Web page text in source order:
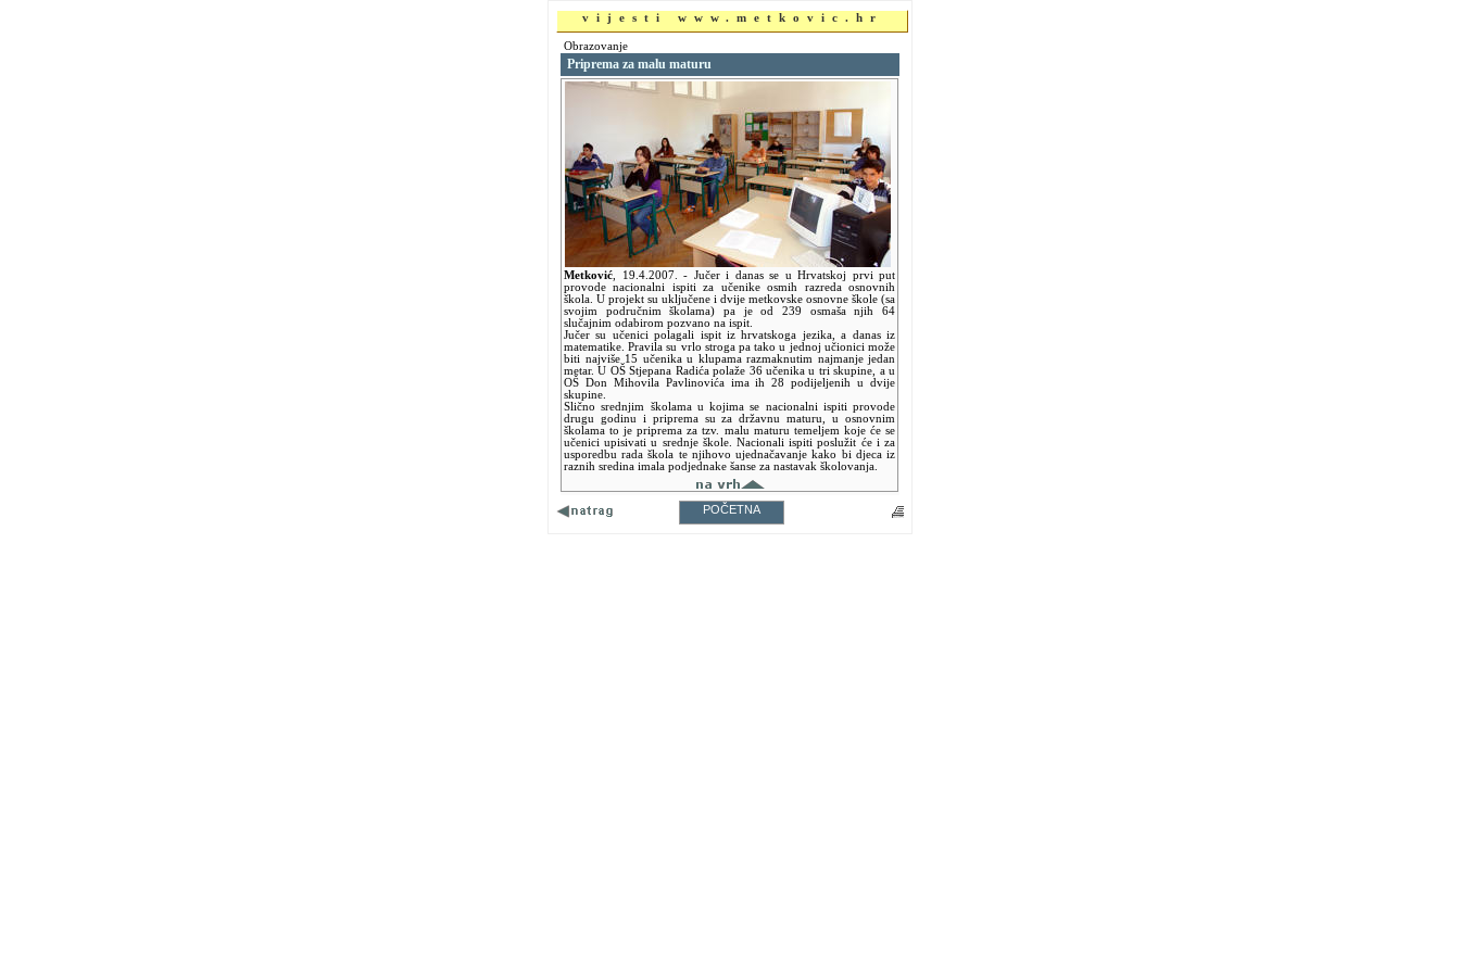
vijesti www.metkovic.hr
Obrazovanje
Priprema za malu maturu
Metković 19.4.2007. - Jučer i danas se u Hrvatskoj prvi put
provode nacionalni ispiti za učenike osmih razreda osnovnih
škola. U projekt su uključene i dvije metkovske osnovne škole (sa
svojim područnim školama) pa je od 239 osmaša njih 64
slučajnim odabirom pozvano na ispit.
Jučer su učenici polagali ispit iz hrvatskoga jezika, a danas iz
matematike. Pravila su vrlo stroga pa tako u jednoj učionici može
biti najviše 15 učenika u klupama razmaknutim najmanje jedan
metar. U OŠ Stjepana Radića polaže 36 učenika u tri skupine, a u
OŠ Don Mihovila Pavlinovića ima ih 28 podijeljenih u dvije
skupine.
Slično srednjim školama u kojima se nacionalni ispiti provode
drugu godinu i priprema su za državnu maturu, u osnovnim
školama to je priprema za tzv. malu maturu temeljem koje će se
učenici upisivati u srednje škole. Nacionali ispiti poslužit će i za
usporedbu rada škola te njihovo ujednačavanje kako bi djeca iz
raznih sredina imala podjednake šanse za nastavak školovanja.
POČETNA